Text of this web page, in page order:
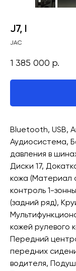
J7, I
JAC
1 385 000 р.
Bluetooth, USB,
Аудиосистема,
давления в
Диски 17,
кожа (Материал
контроль 1-
(задний ряд),
кожей рулевого
Передний
передних
водителя,